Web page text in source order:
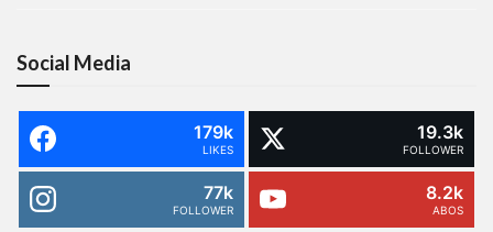
Social Media
179k
LIKES
19.3k
FOLLOWER
77k
FOLLOWER
8.2k
ABOS